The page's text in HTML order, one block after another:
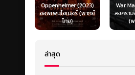
(2023)
พนไฮเมอร์ (พากย์
War Machine (2026)
สงครามจักรกลถล่มโลก
(พากย์ไทย)
ล่าสุด